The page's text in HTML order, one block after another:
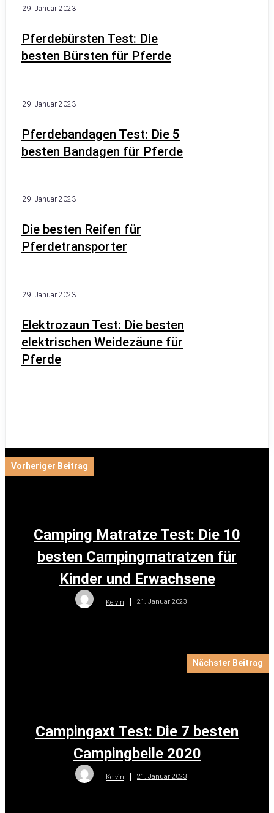
Pferdebürsten Test: Die
besten Bürsten für Pferde
29. Januar 2023
Pferdebandagen Test: Die 5
besten Bandagen für Pferde
29. Januar 2023
Die besten Reifen für
Pferdetransporter
29. Januar 2023
Elektrozaun Test: Die besten
elektrischen Weidezäune für
Pferde
29. Januar 2023
Vorheriger Beitrag
Camping Matratze Test: Die 10
besten Campingmatratzen für
Kinder und Erwachsene
Kelvin 21. Januar 2023
Nächster Beitrag
Campingaxt Test: Die 7 besten
Campingbeile 2020
Kelvin 21. Januar 2023